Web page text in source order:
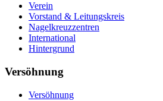
Verein
Vorstand & Leitungskreis
Nagelkreuzzentren
International
Hintergrund
Versöhnung
Versöhnung